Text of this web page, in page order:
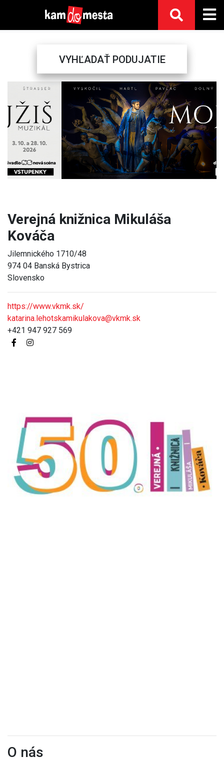
VYHĽADAŤ PODUJATIE
Next
Verejná knižnica Mikuláša
Kováča
Jilemnického 1710/48
974 04 Banská Bystrica
Slovensko
https://www.vkmk.sk/
katarina.lehotskamikulakova@vkmk.sk
+421 947 927 569
O nás